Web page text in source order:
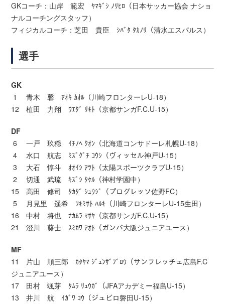
GKコーチ：山岸 範宏 ﾔﾏｷﾞｼ ﾉﾘﾋﾛ（日本サッカー協会 ナショ
ナルコーチングスタッフ）
フィジカルコーチ：芝田 貴臣 ｼﾊﾞﾀ ﾀｶﾉﾘ（清水エスパルス）
選手
GK
1 青木 馨 ｱｵｷ ｶｵﾙ（川崎フロンターレU-18）
12 植田 力翔 ｳｴﾀﾞ ﾘｷﾄ（京都サンガF.C.U-15）
DF
6 一戸 玖穏 ｲﾁﾉﾍ ｸｵﾝ（北海道コンサドーレ札幌U-18）
4 水口 航志 ﾐｽﾞｸﾞﾁ ｺｳｼ（ヴィッセル神戸U-15）
3 大石 惇斗 ｵｵｲｼ ｱﾂﾄ（太陽スポーツクラブU-15）
2 切通 武琉 ｷｽﾞｼ ﾀｹﾙ（神村学園中）
15 高田 修司 ﾀｶﾀﾞ ｼｭｳｼﾞ（プログレッソ佐野FC）
5 月見里 遥希 ﾂｷﾐｻﾄ ﾊﾙｷ（川崎フロンターレU-15生田）
16 中村 将也 ﾅｶﾑﾗ ﾏｻﾔ（京都サンガF.C.U-15）
21 澄川 葵士 ｽﾐｶﾜ ｱｵﾄ（ガンバ大阪ジュニアユース）
MF
11 片山 順三郎 ｶﾀﾔﾏ ｼﾞｭﾝｻﾞﾌﾞﾛｳ（サンフレッチェ広島F.C
ジュニアユース）
17 田村 颯芽 ﾀﾑﾗ ﾘｭｳｶﾞ（JFAアカデミー福島U-15）
13 井川 航 ｲｶﾞﾜ ｺｳ（ジュビロ磐田U-15）